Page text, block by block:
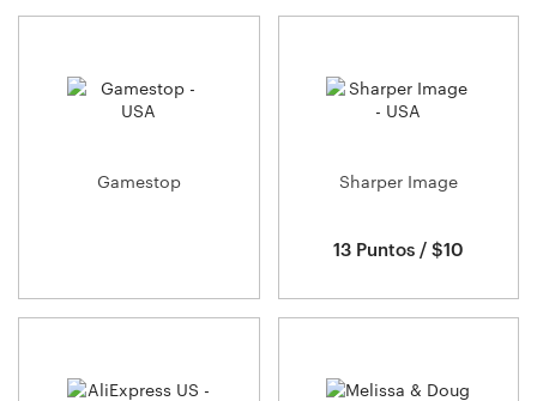
Gamestop Sharper Image
13 Puntos / $10